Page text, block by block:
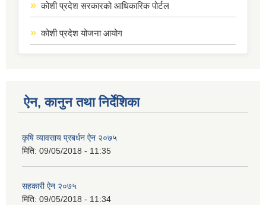
कोशी प्रदेश सरकारको आधिकारिक पोर्टल
कोशी प्रदेश योजना आयोग
ऐन, कानुन तथा निर्देशिका
कृषि व्यावसाय प्रबर्धन ऐन २०७५
मिति: 09/05/2018 - 11:35
सहकारी ऐन २०७५
मिति: 09/05/2018 - 11:34